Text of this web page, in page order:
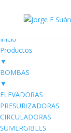
Electro SUAREZ
Inicio
Productos
▼
BOMBAS
▼
ELEVADORAS
PRESURIZADORAS
CIRCULADORAS
SUMERGIBLES